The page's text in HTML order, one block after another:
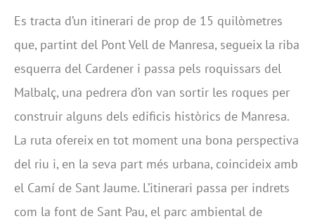
Es tracta d’un itinerari de prop de 15 quilòmetres
que, partint del Pont Vell de Manresa, segueix la riba
esquerra del Cardener i passa pels roquissars del
Malbalç, una pedrera d’on van sortir les roques per
construir alguns dels edificis històrics de Manresa.
La ruta ofereix en tot moment una bona perspectiva
del riu i, en la seva part més urbana, coincideix amb
el Camí de Sant Jaume. L’itinerari passa per indrets
com la font de Sant Pau, el parc ambiental de